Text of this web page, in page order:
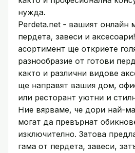
нужда.
Perdeta.net - вашият онлайн
пердета, завеси и
асортимент ще откриете
разнообразие от готови
както и различни видове
ще направят вашия дом,
или ресторант уютни и
Ние вярваме, че дори най-
могат да превърнат
изключително. Затова
гама от пердета, завеси,